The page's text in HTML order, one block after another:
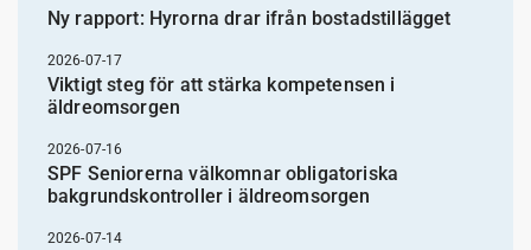
Ny rapport: Hyrorna drar ifrån bostadstillägget
2026-07-17
Viktigt steg för att stärka kompetensen i
äldreomsorgen
2026-07-16
SPF Seniorerna välkomnar obligatoriska
bakgrundskontroller i äldreomsorgen
2026-07-14